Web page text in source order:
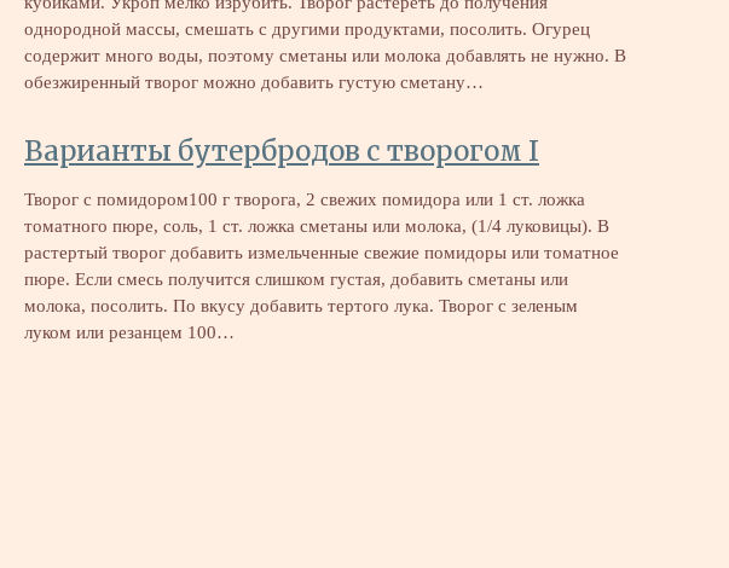
однородной массы, смешать с другими продуктами, посолить. Огурец
содержит много воды, поэтому сметаны или молока добавлять не нужно. В
обезжиренный творог можно добавить густую сметану…
Варианты бутербродов с творогом I
Творог с помидором100 г творога, 2 свежих помидора или 1 ст. ложка
томатного пюре, соль, 1 ст. ложка сметаны или молока, (1/4 луковицы). В
растертый творог добавить измельченные свежие помидоры или томатное
пюре. Если смесь получится слишком густая, добавить сметаны или
молока, посолить. По вкусу добавить тертого лука. Творог с зеленым
луком или резанцем 100…